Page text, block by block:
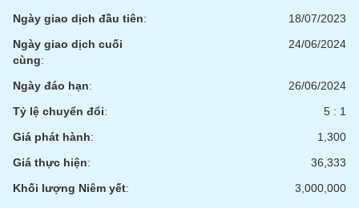
Ngày giao dịch đầu tiên:
18/07/2023
Ngày giao dịch cuối
cùng:
24/06/2024
Ngày đáo hạn:
26/06/2024
Tỷ lệ chuyển đổi:
5 : 1
Giá phát hành:
1,300
Giá thực hiện:
36,333
Khối lượng Niêm yết:
3,000,000